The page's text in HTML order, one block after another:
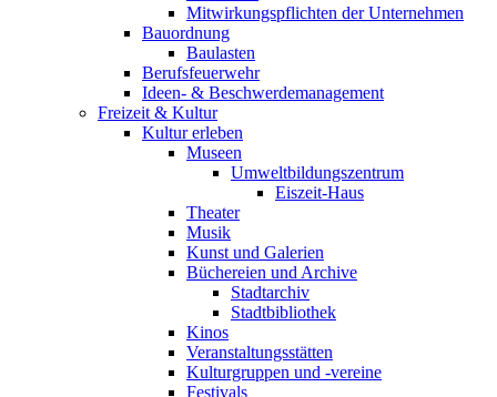
Mitwirkungspflichten der Unternehmen
Bauordnung
Baulasten
Berufsfeuerwehr
Ideen- & Beschwerdemanagement
Freizeit & Kultur
Kultur erleben
Museen
Umweltbildungszentrum
Eiszeit-Haus
Theater
Musik
Kunst und Galerien
Büchereien und Archive
Stadtarchiv
Stadtbibliothek
Kinos
Veranstaltungsstätten
Kulturgruppen und -vereine
Festivals